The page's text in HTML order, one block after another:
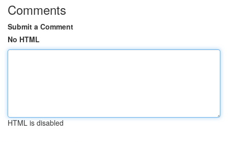
Comments
Submit a Comment
No HTML
HTML is disabled